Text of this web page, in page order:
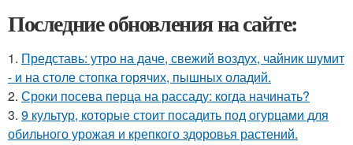
Последние обновления на сайте:
1. Представь: утро на даче, свежий воздух, чайник шумит
- и на столе стопка горячих, пышных оладий.
2. Сроки посева перца на рассаду: когда начинать?
3. 9 культур, которые стоит посадить под огурцами для
обильного урожая и крепкого здоровья растений.